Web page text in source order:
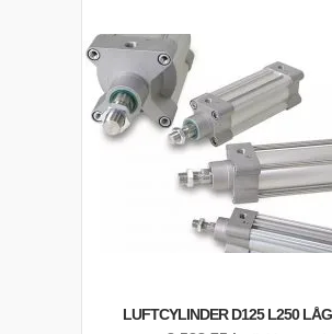
LUFTCYLINDER D125 L250